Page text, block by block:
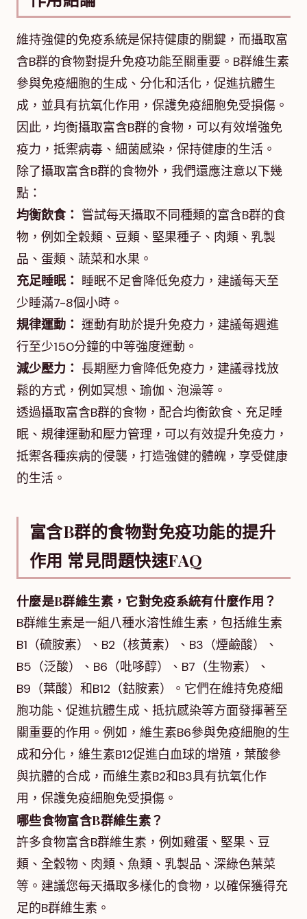
維持強健的免疫系統是保持健康的關鍵，而攝取富
含B群的食物對提升免疫功能至關重要。B群維生素
參與免疫細胞的生成、分化和活化，促進抗體生
成，並具有抗氧化作用，保護免疫細胞免受損傷。
因此，均衡攝取富含B群的食物，可以有效增強免
疫力，抵禦病毒、細菌感染，保持健康的生活。
除了攝取富含B群的食物外，我們還應注意以下幾
點：
均衡飲食： 嘗試每天攝取不同種類的富含B群的食
物，例如全穀類、豆類、堅果種子、肉類、乳製
品、蛋類、蔬菜和水果。
充足睡眠： 睡眠不足會降低免疫力，建議每天至
少睡滿7-8個小時。
規律運動： 運動有助於提升免疫力，建議每週進
行至少150分鐘的中等強度運動。
減少壓力： 長期壓力會降低免疫力，建議尋找放
鬆的方式，例如冥想、瑜伽、泡澡等。
透過攝取富含B群的食物，配合均衡飲食、充足睡
眠、規律運動和壓力管理，可以有效提升免疫力，
抵禦各種疾病的侵襲，打造強健的體魄，享受健康
的生活。
富含B群的食物對免疫功能的提升
作用 常見問題快速FAQ
什麼是B群維生素，它對免疫系統有什麼作用？
B群維生素是一組八種水溶性維生素，包括維生素
B1（硫胺素）、B2（核黃素）、B3（煙鹼酸）、
B5（泛酸）、B6（吡哆醇）、B7（生物素）、
B9（葉酸）和B12（鈷胺素）。它們在維持免疫細
胞功能、促進抗體生成、抵抗感染等方面發揮著至
關重要的作用。例如，維生素B6參與免疫細胞的生
成和分化，維生素B12促進白血球的增殖，葉酸參
與抗體的合成，而維生素B2和B3具有抗氧化作
用，保護免疫細胞免受損傷。
哪些食物富含B群維生素？
許多食物富含B群維生素，例如雞蛋、堅果、豆
類、全穀物、肉類、魚類、乳製品、深綠色葉菜
等。建議您每天攝取多樣化的食物，以確保獲得充
足的B群維生素。